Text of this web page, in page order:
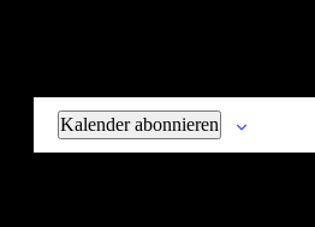
Kalender abonnieren